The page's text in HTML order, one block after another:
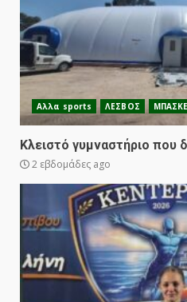
Αλλα sports ΛΕΣΒΟΣ
Κλειστό γυμναστήριο που
2 εβδομάδες ago